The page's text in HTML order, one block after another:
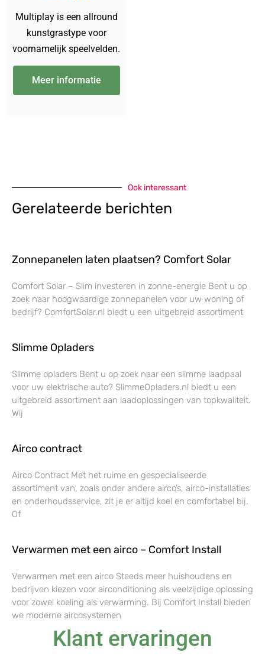
Multiplay is een allround
kunstgrastype voor
voornamelijk speelvelden.
Meer informatie
Ook interessant
Gerelateerde berichten
Zonnepanelen laten plaatsen? Comfort Solar
Comfort Solar – Slim investeren in zonne-energie Bent u op
zoek naar hoogwaardige zonnepanelen voor uw woning of
bedrijf? ComfortSolar.nl biedt u een uitgebreid assortiment
Slimme Opladers
Slimme opladers Bent u op zoek naar een slimme laadpaal
voor uw elektrische auto? SlimmeOpladers.nl biedt u een
uitgebreid assortiment aan laadoplossingen van topkwaliteit.
Wij
Airco contract
Airco Contract Met het ruime en gespecialiseerde
assortiment van, zoals onder andere airco’s, airco-installaties
en onderhoudsservice, zit je er altijd koel en comfortabel bij.
Of
Verwarmen met een airco – Comfort Install
Verwarmen met een airco Steeds meer huishoudens en
bedrijven kiezen voor airconditioning als veelzijdige oplossing
voor zowel koeling als verwarming. Bij Comfort Install bieden
we moderne aircosystemen
Klant ervaringen